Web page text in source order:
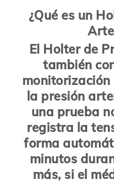
¿Qué es un
El Holter de
también
la presión
una prueba
registra la
forma
minutos
más, si el